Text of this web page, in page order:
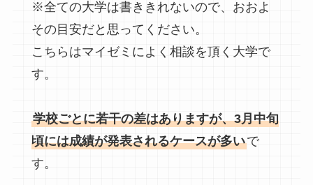
※全ての大学は書ききれないので、おおよ
その目安だと思ってください。
こちらはマイゼミによく相談を頂く大学で
す。
学校ごとに若干の差はありますが、3月中旬
頃には成績が発表されるケースが多いで
す。